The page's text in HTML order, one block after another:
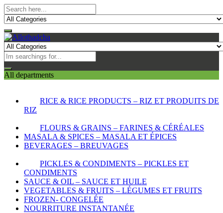
All departments
RICE & RICE PRODUCTS – RIZ ET PRODUITS DE
RIZ
FLOURS & GRAINS – FARINES & CÉRÉALES
MASALA & SPICES – MASALA ET ÉPICES
BEVERAGES – BREUVAGES
PICKLES & CONDIMENTS – PICKLES ET
CONDIMENTS
SAUCE & OIL – SAUCE ET HUILE
VEGETABLES & FRUITS – LÉGUMES ET FRUITS
FROZEN- CONGELÉE
NOURRITURE INSTANTANÉE